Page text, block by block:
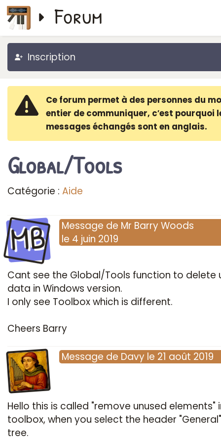
Forum
Inscription
Ce forum permet à des personnes du
entier de communiquer, c′est pourquoi
messages échangés sont en anglais.
Global/Tools
Catégorie : Aide
MB Message de Mr Barry Woods
le 4 juin 2019
Cant see the Global/Tools function to delete
data in Windows version.
I only see Toolbox which is different.
Cheers Barry
Message de Davy le 21 août 2019
Hello this is called "remove unused elements"
toolbox, when you select the header
tree.